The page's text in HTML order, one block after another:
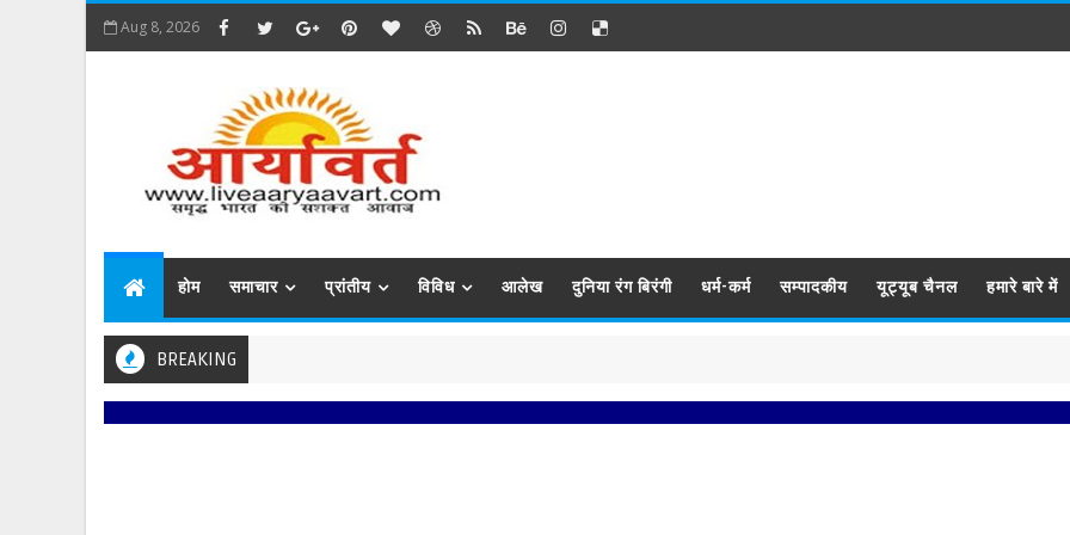
Aug 8, 2026
होम समाचार प्रांतीय विविध आलेख दुनिया रंग बिरंगी धर्म-कर्म सम्पादकीय यूट्यूब चैनल हमारे बारे में
BREAKING